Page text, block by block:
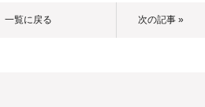
一覧に戻る 次の記事 »